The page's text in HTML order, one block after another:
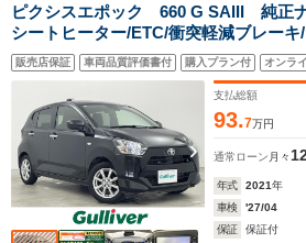
ピクシスエポック 660 G SAIII 純正
シートヒーター/ETC/衝突軽減ブレー
スト/オートマチックハイビーム/パーキ
アルミホイール/アイドリングストップ
ト/LEDヘッドライト
販売店保証 車両品質評価書付 購入プラン付 オンラ
支払総額
93.7万円
通常ローン 月々
年式 2021年
車検
'27/04
保証
保証付